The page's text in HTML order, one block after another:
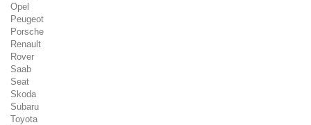
Opel
Peugeot
Porsche
Renault
Rover
Saab
Seat
Skoda
Subaru
Toyota